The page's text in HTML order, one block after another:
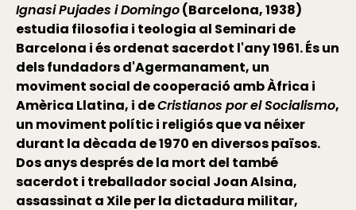
Ignasi Pujades i Domingo(Barcelona, 1938)
estudia filosofia i teologia al Seminari de
Barcelona i és ordenat sacerdot l'any 1961. És un
dels fundadors d'Agermanament, un
moviment social de cooperació amb Àfrica i
Amèrica Llatina, i deCristianos por el Socialismo,
un moviment polític i religiós que va néixer
durant la dècada de 1970 en diversos països.
Dos anys després de la mort del també
sacerdot i treballador social Joan Alsina,
assassinat a Xile per la dictadura militar,